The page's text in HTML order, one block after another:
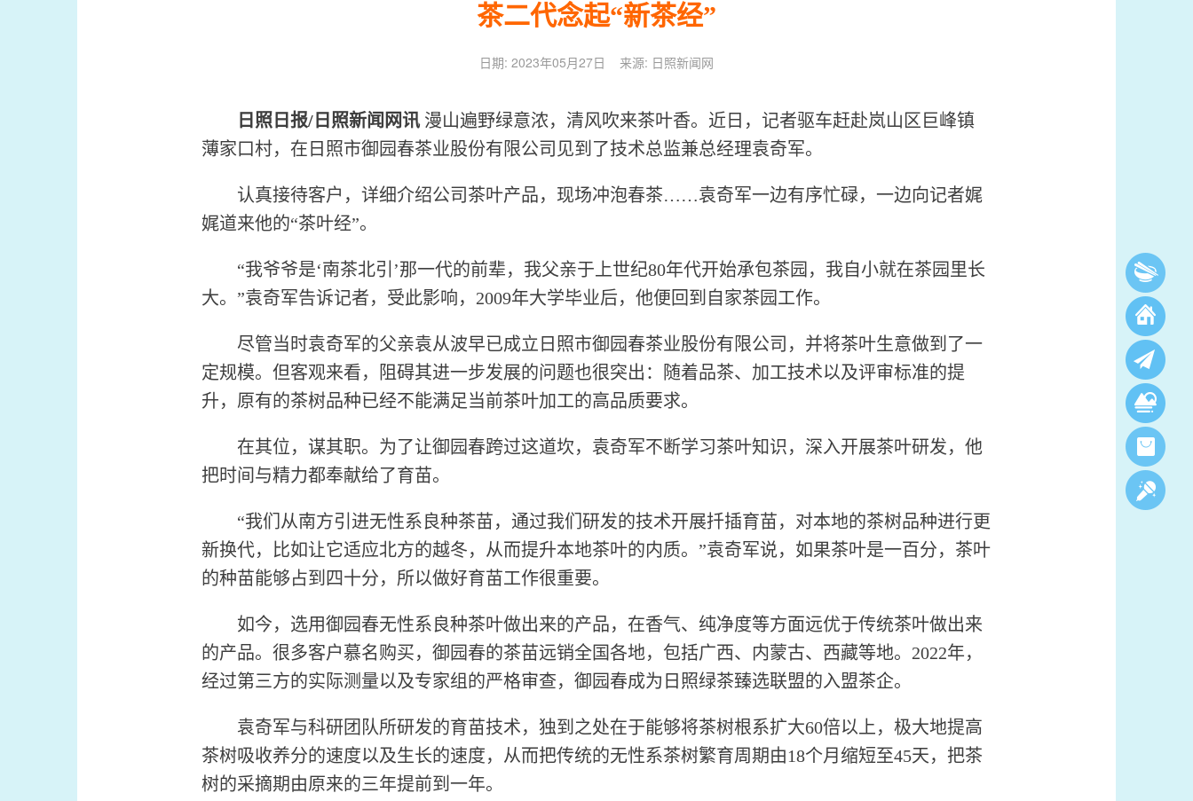
茶二代念起“新茶经”
日期: 2023年05月27日 来源: 日照新闻网
日照日报/日照新闻网讯 漫山遍野绿意浓，清风吹来茶叶香。近日，记者驱车赶赴岚山区巨峰镇
薄家口村，在日照市御园春茶业股份有限公司见到了技术总监兼总经理袁奇军。
认真接待客户，详细介绍公司茶叶产品，现场冲泡春茶……袁奇军一边有序忙碌，一边向记者娓
娓道来他的“茶叶经”。
“我爷爷是‘南茶北引’那一代的前辈，我父亲于上世纪80年代开始承包茶园，我自小就在茶园里长
大。”袁奇军告诉记者，受此影响，2009年大学毕业后，他便回到自家茶园工作。
尽管当时袁奇军的父亲袁从波早已成立日照市御园春茶业股份有限公司，并将茶叶生意做到了一
定规模。但客观来看，阻碍其进一步发展的问题也很突出：随着品茶、加工技术以及评审标准的提
升，原有的茶树品种已经不能满足当前茶叶加工的高品质要求。
在其位，谋其职。为了让御园春跨过这道坎，袁奇军不断学习茶叶知识，深入开展茶叶研发，他
把时间与精力都奉献给了育苗。
“我们从南方引进无性系良种茶苗，通过我们研发的技术开展扦插育苗，对本地的茶树品种进行更
新换代，比如让它适应北方的越冬，从而提升本地茶叶的内质。”袁奇军说，如果茶叶是一百分，茶叶
的种苗能够占到四十分，所以做好育苗工作很重要。
如今，选用御园春无性系良种茶叶做出来的产品，在香气、纯净度等方面远优于传统茶叶做出来
的产品。很多客户慕名购买，御园春的茶苗远销全国各地，包括广西、内蒙古、西藏等地。2022年，
经过第三方的实际测量以及专家组的严格审查，御园春成为日照绿茶臻选联盟的入盟茶企。
袁奇军与科研团队所研发的育苗技术，独到之处在于能够将茶树根系扩大60倍以上，极大地提高
茶树吸收养分的速度以及生长的速度，从而把传统的无性系茶树繁育周期由18个月缩短至45天，把茶
树的采摘期由原来的三年提前到一年。